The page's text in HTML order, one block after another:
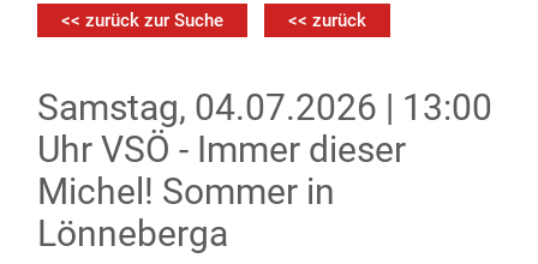
<< zurück zur Suche << zurück
Samstag, 04.07.2026 | 13:00
Uhr VSÖ - Immer dieser
Michel! Sommer in
Lönneberga